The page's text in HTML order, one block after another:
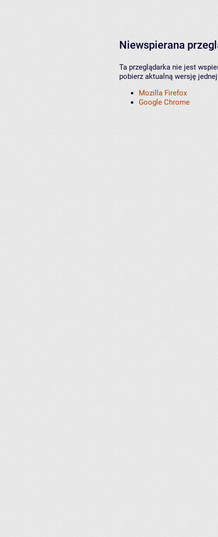
Niewspierana
Ta przeglądarka nie jest
pobierz aktualną wersję
Mozilla Firefox
Google Chrome